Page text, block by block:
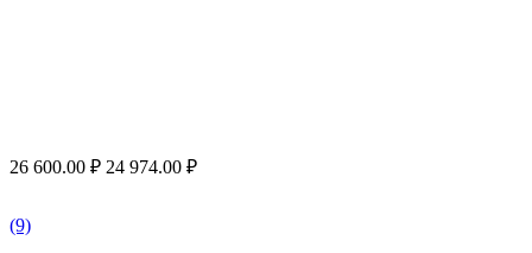
26 600.00 ₽ 24 974.00 ₽
(9)